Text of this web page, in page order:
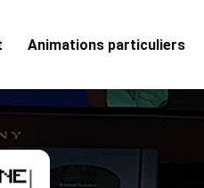
Animations particuliers